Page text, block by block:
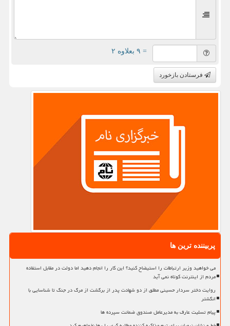
= ۹ بعلاوه ۲
فرستادن بازخورد
پربیننده ترین ها
می خواهید وزیر ارتباطات را استیضاح کنید؟ این کار را انجام دهید اما دولت در مقابل استفاده
مردم از اینترنت کوتاه نمی آید
روایت دختر سردار حسینی مطلق از دو شهادت پدر از برگشت از مرگ در جنگ تا شناسایی با
انگشتر
پیام تسلیت عارف به مدیرعامل صندوق ضمانت سپرده ها